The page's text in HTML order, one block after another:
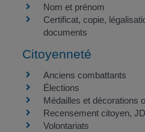
Nom et prénom
Certificat, copie,
documents
Citoyenneté
Anciens combattants
Élections
Médailles et décorations
Recensement citoyen,
Volontariats